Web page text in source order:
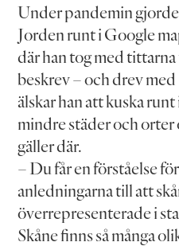
Under pandemin
Jorden runt i Google
där han tog med
beskrev – och drev med
älskar han att kuska
mindre städer och orter
gäller där.
– Du får en förståelse
anledningarna till att
överrepresenterade i
Skåne finns så många